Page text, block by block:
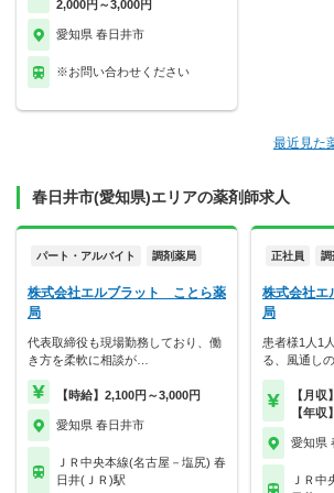
2,000円～3,000円
愛知県 春日井市
※お問い合わせください
最近見た
春日井市(愛知県)エリアの薬剤師求人
パート・アルバイト 調剤薬局
株式会社エルブラット ことら薬
局
代表取締役も現場勤務しており、働
き方を柔軟に相談が…
【時給】2,100円～3,000円
愛知県 春日井市
ＪＲ中央本線(名古屋－塩尻) 春
日井(ＪＲ)駅
正社員 調
株式会社
局
患者様1人1
る、風通し
【月
【年
愛知県
ＪＲ中